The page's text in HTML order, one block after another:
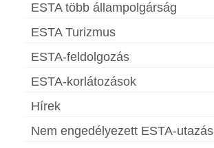
ESTA több állampolgárság
ESTA Turizmus
ESTA-feldolgozás
ESTA-korlátozások
Hírek
Nem engedélyezett ESTA-utazás